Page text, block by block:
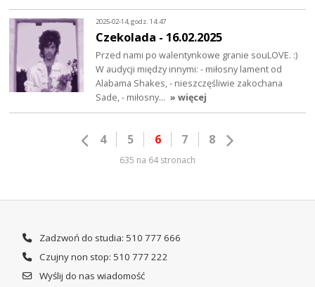
2025-02-14, godz. 14:47
Czekolada - 16.02.2025
Przed nami po walentynkowe granie souLOVE. :)
W audycji między innymi: - miłosny lament od
Alabama Shakes, - nieszczęśliwie zakochana
Sade, - miłosny… » więcej
4 5 6 7 8
635 na 64 stronach
Zadzwoń do studia: 510 777 666
Czujny non stop: 510 777 222
Wyślij do nas wiadomość